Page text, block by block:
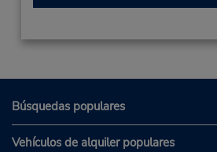
Búsquedas populares
Vehículos de alquiler populares